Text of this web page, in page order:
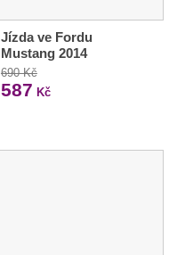
Jízda ve Fordu
Mustang 2014
690 Kč
587 Kč